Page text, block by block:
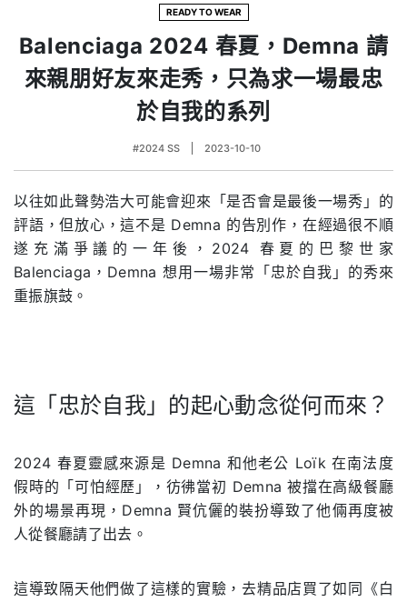
READY TO WEAR
Balenciaga 2024 春夏，Demna 請
來親朋好友來走秀，只為求一場最忠
於自我的系列
#2024 SS 2023-10-10
以往如此聲勢浩大可能會迎來「是否會是最後一場秀」的
評語，但放心，這不是 Demna 的告別作，在經過很不順
遂充滿爭議的一年後，2024 春夏的巴黎世家
Balenciaga，Demna 想用一場非常「忠於自我」的秀來
重振旗鼓。
這「忠於自我」的起心動念從何而來？
2024 春夏靈感來源是 Demna 和他老公 Loïk 在南法度
假時的「可怕經歷」，彷彿當初 Demna 被擋在高級餐廳
外的場景再現，Demna 賢伉儷的裝扮導致了他倆再度被
人從餐廳請了出去。
這導致隔天他們做了這樣的實驗，去精品店買了如同《白